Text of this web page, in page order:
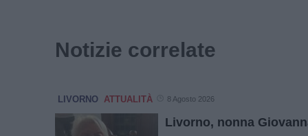
Notizie correlate
LIVORNO ATTUALITÀ 8 Agosto 2026
Livorno, nonna